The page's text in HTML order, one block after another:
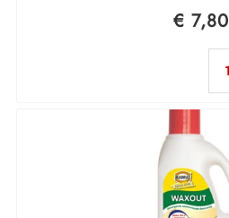
€ 7,80